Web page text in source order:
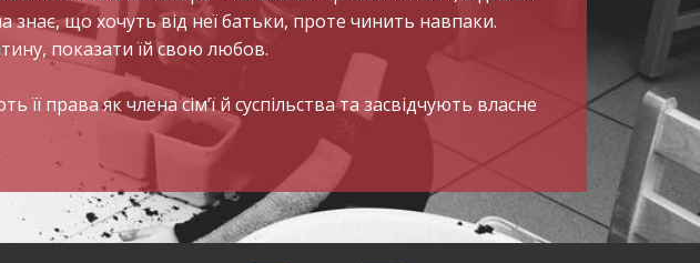
знає, що хочуть від неї батьки, проте чинить навпаки.
показати їй свою любов.
права як члена сім’ї й суспільства та засвідчують власне